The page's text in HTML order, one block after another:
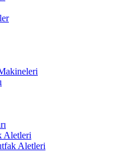
Aletleri
Aletleri